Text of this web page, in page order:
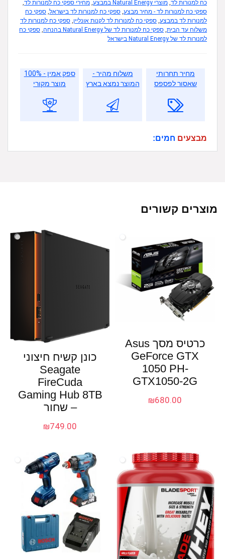
כח למנורות לד, מוצרי Natural Energy במבצע , מחירי ספקי כח למנורות לד,
ספקי כח למנורות לד - מחיר מבצע, ספקי כח למנורות לד בישראל, ספקי כח
למנורות לד במבצע, ספקי כח למנורות לד לקנות אונליין, ספקי כח למנורות לד
משלוח עד הבית, ספקי כח למנורות לד של Natural Energy בהנחה , ספקי כח
למנורות לד של Natural Energy בישראל
מחיר תחרותי
שאסור לפספס
משלוח מהיר -
המוצר נמצא בארץ
ספק אמין - 100%
מוצר מקורי
מבצעים חמים:
מוצרים קשורים
כרטיס מסך Asus
GeForce GTX
1050 PH-
GTX1050-2G
₪680.00
כונן קשיח חיצוני
Seagate
FireCuda
Gaming Hub 8TB
– שחור
₪749.00